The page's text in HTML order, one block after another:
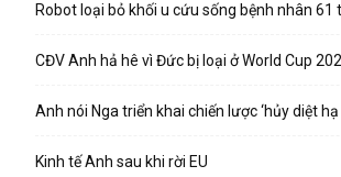
Robot loại bỏ khối u cứu sống bệnh nhân 61
CĐV Anh hả hê vì Đức bị loại ở World Cup
Anh nói Nga triển khai chiến lược ‘hủy diệt hạ
Kinh tế Anh sau khi rời EU